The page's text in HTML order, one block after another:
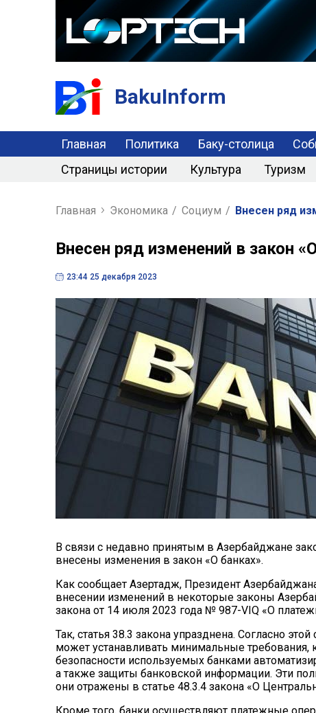
BakuInform
Главная Политика Баку-столица
Страницы истории
Культура Туризм
Главная Экономика / Социум / Внесен ряд
Внесен ряд изменений в закон
23:44 25 декабря 2023
В связи с недавно принятым в Азербайджане
внесены изменения в закон «О банках».
Как сообщает Азертадж, Президент
внесении изменений в некоторые законы
закона от 14 июля 2023 года № 987-VIQ «О
Так, статья 38.3 закона упразднена. Согласно
может устанавливать минимальные
безопасности используемых банками
а также защиты банковской информации. Эти
они отражены в статье 48.3.4 закона «О